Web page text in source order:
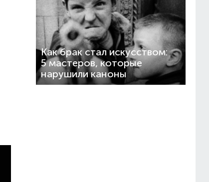
Как брак стал искусством:
5 мастеров, которые
нарушили каноны